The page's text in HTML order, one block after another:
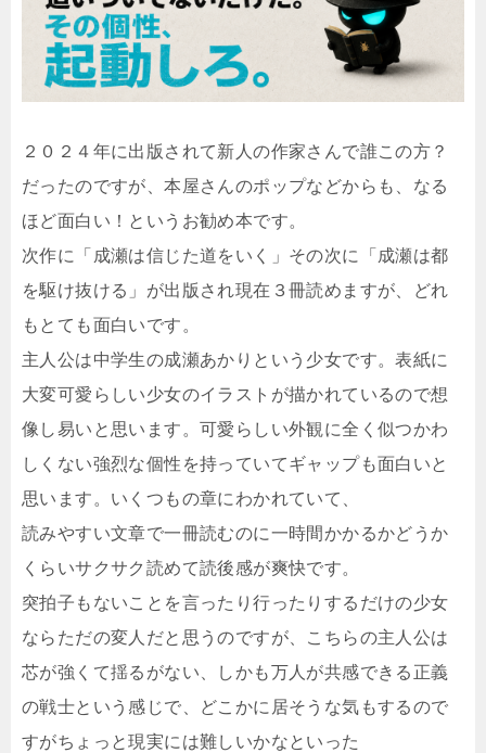
２０２４年に出版されて新人の作家さんで誰この方？
だったのですが、本屋さんのポップなどからも、なる
ほど面白い！というお勧め本です。
次作に「成瀬は信じた道をいく」その次に「成瀬は都
を駆け抜ける」が出版され現在３冊読めますが、どれ
もとても面白いです。
主人公は中学生の成瀬あかりという少女です。表紙に
大変可愛らしい少女のイラストが描かれているので想
像し易いと思います。可愛らしい外観に全く似つかわ
しくない強烈な個性を持っていてギャップも面白いと
思います。いくつもの章にわかれていて、
読みやすい文章で一冊読むのに一時間かかるかどうか
くらいサクサク読めて読後感が爽快です。
突拍子もないことを言ったり行ったりするだけの少女
ならただの変人だと思うのですが、こちらの主人公は
芯が強くて揺るがない、しかも万人が共感できる正義
の戦士という感じで、どこかに居そうな気もするので
すがちょっと現実には難しいかなといった